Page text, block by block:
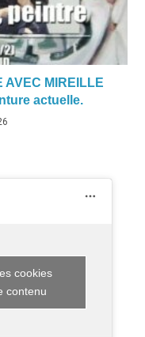
AVEC MIREILLE
actuelle.
cookies
contenu